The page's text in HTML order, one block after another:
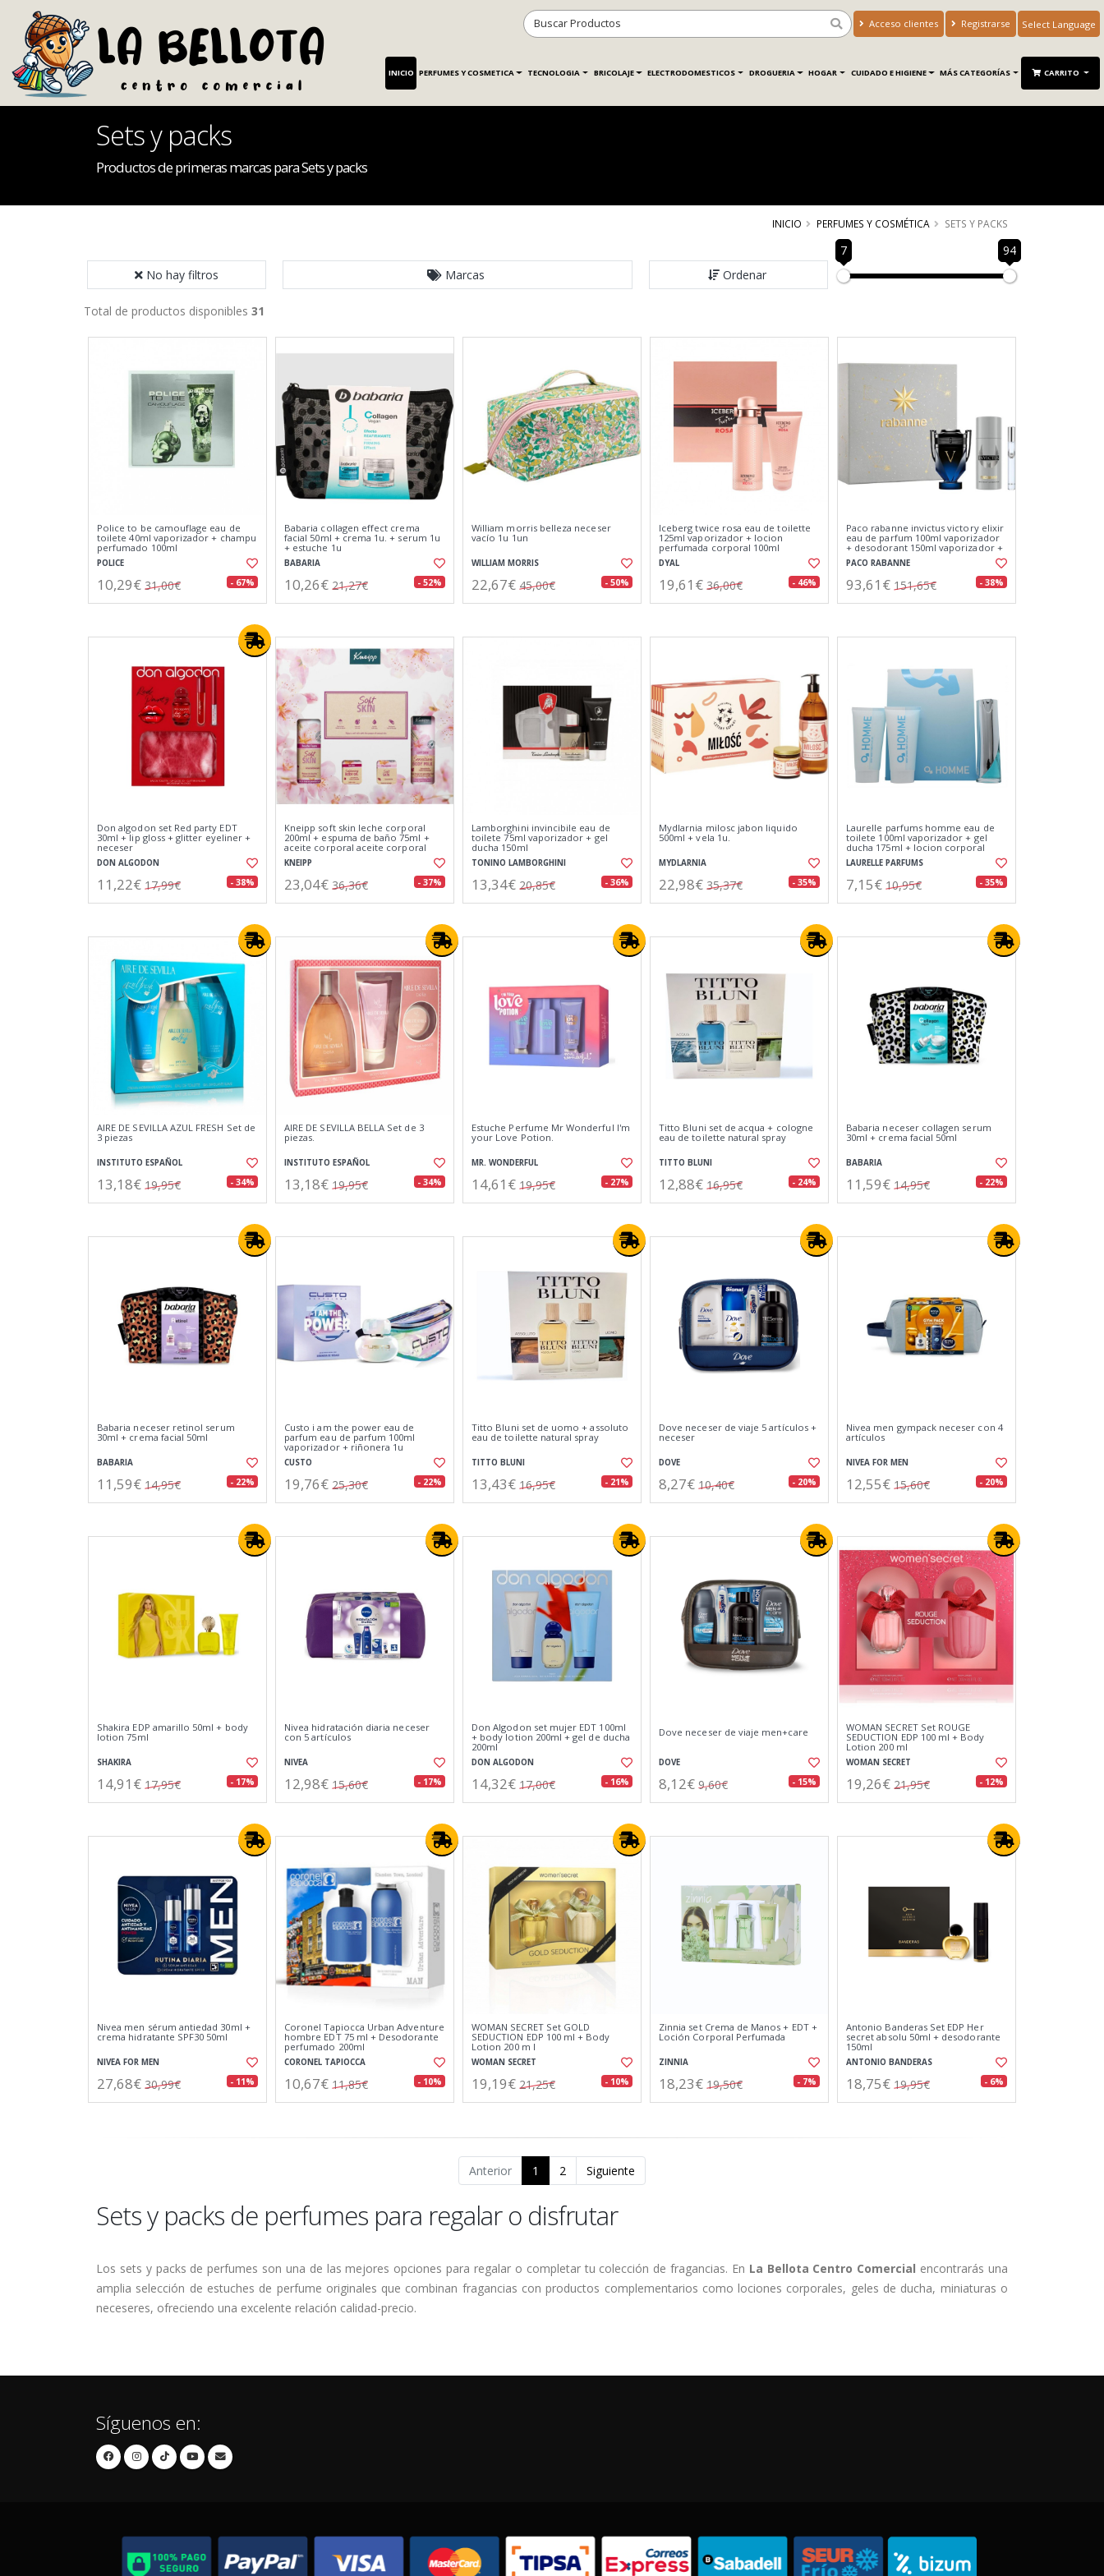
Acceso clientes Registrarse
Translate
INICIO PERFUMES Y COSMETICA TECNOLOGIA BRICOLAJE ELECTRODOMESTICOS DROGUERIA HOGAR CUIDADO E HIGIENE MÁS CATEGORÍAS CARRITO
Sets y packs
Productos de primeras marcas para Sets y packs
INICIO PERFUMES Y COSMÉTICA SETS Y PACKS
No hay filtros Marcas Ordenar
7 94
Total de productos disponibles 31
Police to be camouflage eau de
toilete 40ml vaporizador + champu
perfumado 100ml
POLICE
10,29€ 31,00€ - 67%
Babaria collagen effect crema
facial 50ml + crema 1u. + serum 1u
+ estuche 1u
BABARIA
10,26€ 21,27€ - 52%
William morris belleza neceser
vacío 1u 1un
WILLIAM MORRIS
22,67€ 45,00€ - 50%
Iceberg twice rosa eau de toilette
125ml vaporizador + locion
perfumada corporal 100ml
DYAL
19,61€ 36,00€ - 46%
Paco rabanne invictus victory elixir
eau de parfum 100ml vaporizador
+ desodorant 150ml vaporizador +
miniatura 10ml
PACO RABANNE
93,61€ 151,65€ - 38%
Don algodon set Red party EDT
30ml + lip gloss + glitter eyeliner +
neceser
DON ALGODON
11,22€ 17,99€ - 38%
Kneipp soft skin leche corporal
200ml + espuma de baño 75ml +
aceite corporal aceite corporal
20ml + aceite de masaje 20ml
KNEIPP
23,04€ 36,36€ - 37%
Lamborghini invincibile eau de
toilete 75ml vaporizador + gel
ducha 150ml
TONINO LAMBORGHINI
13,34€ 20,85€ - 36%
Mydlarnia milosc jabon liquido
500ml + vela 1u.
MYDLARNIA
22,98€ 35,37€ - 35%
Laurelle parfums homme eau de
toilete 100ml vaporizador + gel
ducha 175ml + locion corporal
175ml
LAURELLE PARFUMS
7,15€ 10,95€ - 35%
AIRE DE SEVILLA AZUL FRESH Set de
3 piezas
INSTITUTO ESPAÑOL
13,18€ 19,95€ - 34%
AIRE DE SEVILLA BELLA Set de 3
piezas.
INSTITUTO ESPAÑOL
13,18€ 19,95€ - 34%
Estuche Perfume Mr Wonderful I'm
your Love Potion.
MR. WONDERFUL
14,61€ 19,95€ - 27%
Titto Bluni set de acqua + cologne
eau de toilette natural spray
TITTO BLUNI
12,88€ 16,95€ - 24%
Babaria neceser collagen serum
30ml + crema facial 50ml
BABARIA
11,59€ 14,95€ - 22%
Babaria neceser retinol serum
30ml + crema facial 50ml
BABARIA
11,59€ 14,95€ - 22%
Custo i am the power eau de
parfum eau de parfum 100ml
vaporizador + riñonera 1u
CUSTO
19,76€ 25,30€ - 22%
Titto Bluni set de uomo + assoluto
eau de toilette natural spray
TITTO BLUNI
13,43€ 16,95€ - 21%
Dove neceser de viaje 5 artículos +
neceser
DOVE
8,27€ 10,40€ - 20%
Nivea men gympack neceser con 4
artículos
NIVEA FOR MEN
12,55€ 15,60€ - 20%
Shakira EDP amarillo 50ml + body
lotion 75ml
SHAKIRA
14,91€ 17,95€ - 17%
Nivea hidratación diaria neceser
con 5 artículos
NIVEA
12,98€ 15,60€ - 17%
Don Algodon set mujer EDT 100ml
+ body lotion 200ml + gel de ducha
200ml
DON ALGODON
14,32€ 17,00€ - 16%
Dove neceser de viaje men+care
DOVE
8,12€ 9,60€ - 15%
WOMAN SECRET Set ROUGE
SEDUCTION EDP 100 ml + Body
Lotion 200 ml
WOMAN SECRET
19,26€ 21,95€ - 12%
Nivea men sérum antiedad 30ml +
crema hidratante SPF30 50ml
NIVEA FOR MEN
27,68€ 30,99€ - 11%
Coronel Tapiocca Urban Adventure
hombre EDT 75 ml + Desodorante
perfumado 200ml
CORONEL TAPIOCCA
10,67€ 11,85€ - 10%
WOMAN SECRET Set GOLD
SEDUCTION EDP 100 ml + Body
Lotion 200 m l
WOMAN SECRET
19,19€ 21,25€ - 10%
Zinnia set Crema de Manos + EDT +
Loción Corporal Perfumada
ZINNIA
18,23€ 19,50€ - 7%
Antonio Banderas Set EDP Her
secret absolu 50ml + desodorante
150ml
ANTONIO BANDERAS
18,75€ 19,95€ - 6%
Anterior 1 2 Siguiente
Sets y packs de perfumes para regalar o disfrutar
Los sets y packs de perfumes son una de las mejores opciones para regalar o completar tu colección de fragancias. En La Bellota Centro Comercial encontrarás una
amplia selección de estuches de perfume originales que combinan fragancias con productos complementarios como lociones corporales, geles de ducha, miniaturas o
neceseres, ofreciendo una excelente relación calidad-precio.
Síguenos en: